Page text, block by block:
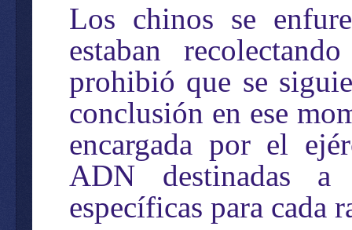
Los chinos se
estaban
prohibió que se
conclusión en ese
encargada por el
ADN destinadas a
específicas para cada